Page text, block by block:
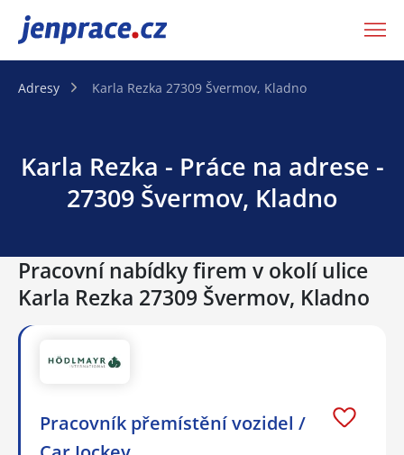
JenPráce.cz
Adresy Karla Rezka 27309 Švermov, Kladno
Karla Rezka - Práce na adrese -
27309 Švermov, Kladno
Pracovní nabídky firem v okolí ulice
Karla Rezka 27309 Švermov, Kladno
Pracovník přemístění vozidel /